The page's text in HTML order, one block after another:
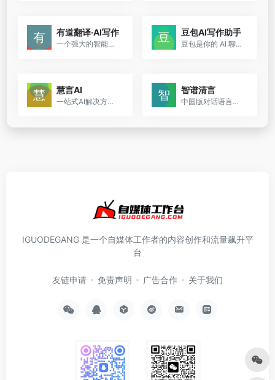
有道翻译·AI写作
一个强大的智能写作工具，它通过一键生成和高级润色功能，极大地提高了写作的效率和质量。多端同步和智能唤起功能使得用户可以随时随地进行创作，非常适合需要快速产出高质量文档...
豆包AI写作助手
豆包是你的 AI 聊天智能对话问答助手，写作文案翻译情感陪伴编程全能工具。豆包为你答疑解惑，提供灵感，辅助创作，也可以和你畅聊任何你感兴趣的话题。
慧言AI
一站式AI解决方案，全能聚合平台
智谱清言
中国版对话语言模型，与GLM大模型进行对话。
IGUODEGANG 是一个自媒体工作者的内容创作和流量飙升平
台
友链申请 免责声明 广告合作 关于我们